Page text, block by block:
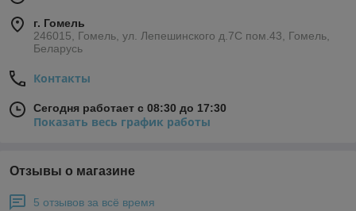
г. Гомель
246015, Гомель, ул. Лепешинского д.7С пом.43, Гомель,
Беларусь
Контакты
Сегодня работает с 08:30 до 17:30
Показать весь график работы
Отзывы о магазине
5 отзывов за всё время